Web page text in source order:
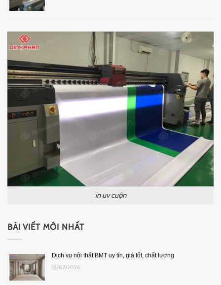
in uv cuộn
BÀI VIẾT MỚI NHẤT
Dịch vụ nội thất BMT uy tín, giá tốt, chất lượng
12/07/2026